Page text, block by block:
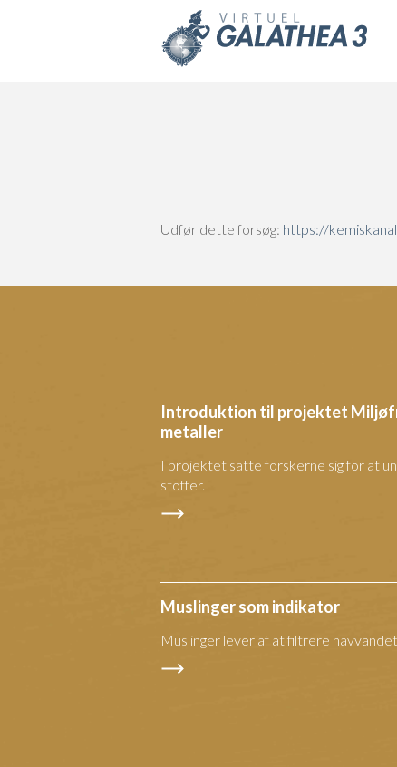
Udfør dette forsøg: https://
Introduktion til projektet
metaller
I projektet satte forskerne sig for at
stoffer.
Muslinger som indikator
Muslinger lever af at filtrere